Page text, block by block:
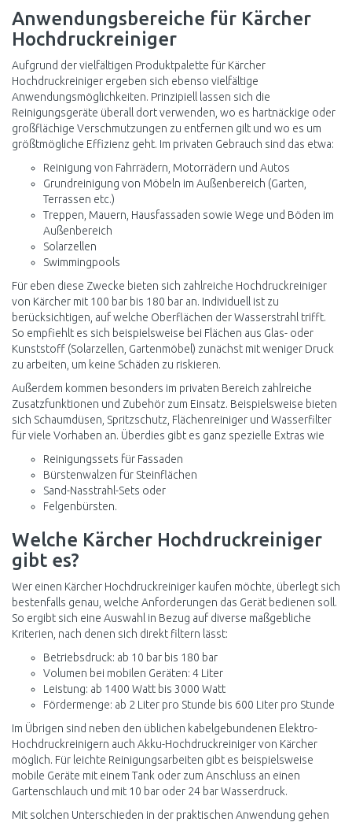
Anwendungsbereiche für Kärcher
Hochdruckreiniger
Aufgrund der vielfältigen Produktpalette für Kärcher
Hochdruckreiniger ergeben sich ebenso vielfältige
Anwendungsmöglichkeiten. Prinzipiell lassen sich die
Reinigungsgeräte überall dort verwenden, wo es hartnäckige oder
großflächige Verschmutzungen zu entfernen gilt und wo es um
größtmögliche Effizienz geht. Im privaten Gebrauch sind das etwa:
Reinigung von Fahrrädern, Motorrädern und Autos
Grundreinigung von Möbeln im Außenbereich (Garten,
Terrassen etc.)
Treppen, Mauern, Hausfassaden sowie Wege und Böden im
Außenbereich
Solarzellen
Swimmingpools
Für eben diese Zwecke bieten sich zahlreiche Hochdruckreiniger
von Kärcher mit 100 bar bis 180 bar an. Individuell ist zu
berücksichtigen, auf welche Oberflächen der Wasserstrahl trifft.
So empfiehlt es sich beispielsweise bei Flächen aus Glas- oder
Kunststoff (Solarzellen, Gartenmöbel) zunächst mit weniger Druck
zu arbeiten, um keine Schäden zu riskieren.
Außerdem kommen besonders im privaten Bereich zahlreiche
Zusatzfunktionen und Zubehör zum Einsatz. Beispielsweise bieten
sich Schaumdüsen, Spritzschutz, Flächenreiniger und Wasserfilter
für viele Vorhaben an. Überdies gibt es ganz spezielle Extras wie
Reinigungssets für Fassaden
Bürstenwalzen für Steinflächen
Sand-Nasstrahl-Sets oder
Felgenbürsten.
Welche Kärcher Hochdruckreiniger
gibt es?
Wer einen Kärcher Hochdruckreiniger kaufen möchte, überlegt sich
bestenfalls genau, welche Anforderungen das Gerät bedienen soll.
So ergibt sich eine Auswahl in Bezug auf diverse maßgebliche
Kriterien, nach denen sich direkt filtern lässt:
Betriebsdruck: ab 10 bar bis 180 bar
Volumen bei mobilen Geräten: 4 Liter
Leistung: ab 1400 Watt bis 3000 Watt
Fördermenge: ab 2 Liter pro Stunde bis 600 Liter pro Stunde
Im Übrigen sind neben den üblichen kabelgebundenen Elektro-
Hochdruckreinigern auch Akku-Hochdruckreiniger von Kärcher
möglich. Für leichte Reinigungsarbeiten gibt es beispielsweise
mobile Geräte mit einem Tank oder zum Anschluss an einen
Gartenschlauch und mit 10 bar oder 24 bar Wasserdruck.
Mit solchen Unterschieden in der praktischen Anwendung gehen